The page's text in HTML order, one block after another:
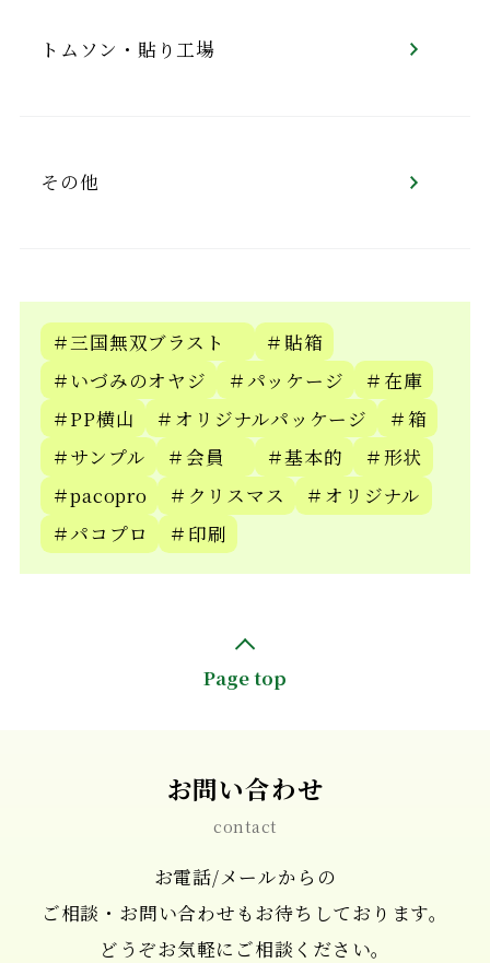
トムソン・貼り工場
その他
＃三国無双ブラスト
＃貼箱
＃いづみのオヤジ
＃パッケージ
＃在庫
＃PP横山
＃オリジナルパッケージ
＃箱
＃サンプル
＃会員 ＃基本的
＃形状
＃pacopro
＃クリスマス
＃オリジナル
＃パコプロ
＃印刷
Page top
お問い合わせ
contact
お電話/メールからの
ご相談・お問い合わせもお待ちしております。
どうぞお気軽にご相談ください。